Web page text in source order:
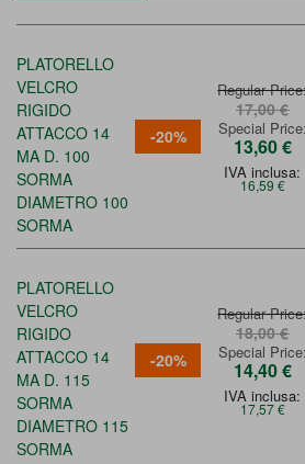
PLATORELLO
VELCRO
RIGIDO
ATTACCO 14
MA D. 100
SORMA
DIAMETRO 100
SORMA
-20%
Regular Price
17,00 €
Special Price
13,60 €
IVA inclusa:
16,59 €
PLATORELLO
VELCRO
RIGIDO
ATTACCO 14
MA D. 115
SORMA
DIAMETRO 115
SORMA
-20%
Regular Price
18,00 €
Special Price
14,40 €
IVA inclusa:
17,57 €